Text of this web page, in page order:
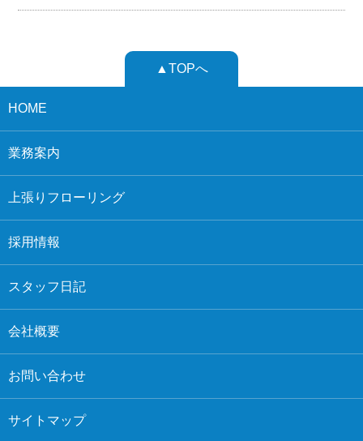
▲TOPへ
HOME
業務案内
上張りフローリング
採用情報
スタッフ日記
会社概要
お問い合わせ
サイトマップ